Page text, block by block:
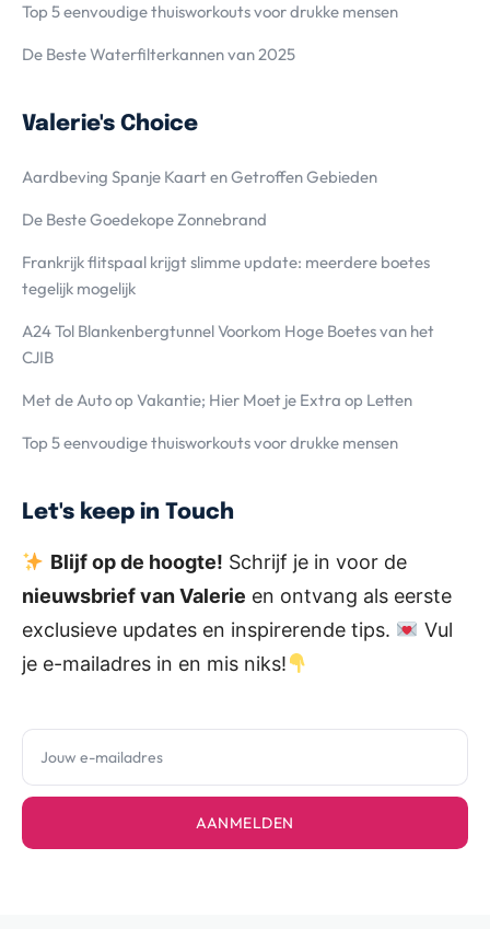
Top 5 eenvoudige thuisworkouts voor drukke mensen
De Beste Waterfilterkannen van 2025
Valerie's Choice
Aardbeving Spanje Kaart en Getroffen Gebieden
De Beste Goedekope Zonnebrand
Frankrijk flitspaal krijgt slimme update: meerdere boetes
tegelijk mogelijk
A24 Tol Blankenbergtunnel Voorkom Hoge Boetes van het
CJIB
Met de Auto op Vakantie; Hier Moet je Extra op Letten
Top 5 eenvoudige thuisworkouts voor drukke mensen
Let's keep in Touch
Blijf op de hoogte! Schrijf je in voor de
nieuwsbrief van Valerie en ontvang als eerste
exclusieve updates en inspirerende tips.
Vul
je e-mailadres in en mis niks!
AANMELDEN